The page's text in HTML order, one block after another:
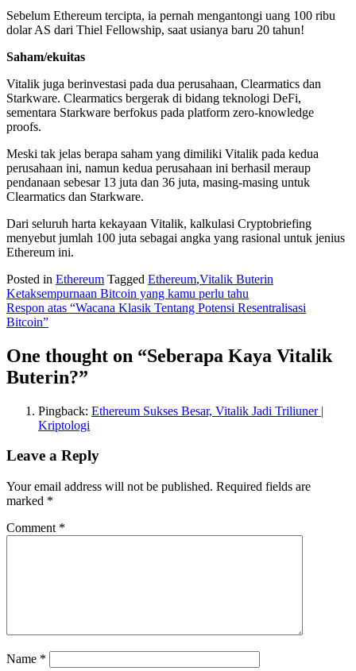
Sebelum Ethereum tercipta, ia pernah mengantongi uang 100 ribu
dolar AS dari Thiel Fellowship, saat usianya baru 20 tahun!
Saham/ekuitas
Vitalik juga berinvestasi pada dua perusahaan, Clearmatics dan
Starkware. Clearmatics bergerak di bidang teknologi DeFi,
sementara Starkware berfokus pada platform zero-knowledge
proofs.
Meski tak jelas berapa saham yang dimiliki Vitalik pada kedua
perusahaan ini, namun kedua perusahaan ini berhasil meraup
pendanaan sebesar 13 juta dan 36 juta, masing-masing untuk
Clearmatics dan Starkware.
Dari seluruh harta kekayaan Vitalik, kalkulasi Cryptobriefing
menyebut jumlah 100 juta sebagai angka yang rasional untuk jenius
Ethereum ini.
Posted in Ethereum Tagged Ethereum,Vitalik Buterin
Post
navigation
Ketaksempurnaan Bitcoin yang kamu perlu tahu
Respon atas “Wacana Klasik Tentang Potensi Resentralisasi
Bitcoin”
One thought on “Seberapa Kaya Vitalik
Buterin?”
Pingback: Ethereum Sukses Besar, Vitalik Jadi Triliuner |
Kriptologi
Leave a Reply
Your email address will not be published. Required fields are
marked *
Comment *
Name *